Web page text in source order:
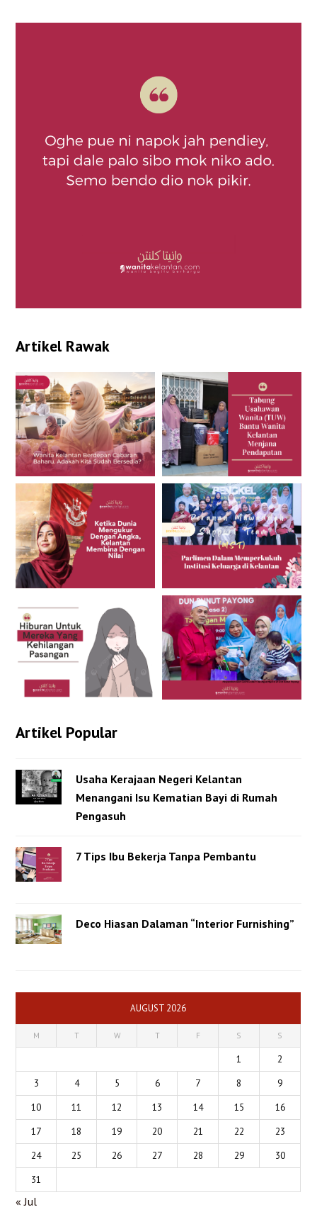
Artikel Rawak
Artikel Popular
Usaha Kerajaan Negeri Kelantan
Menangani Isu Kematian Bayi di Rumah
Pengasuh
7 Tips Ibu Bekerja Tanpa Pembantu
Deco Hiasan Dalaman “Interior Furnishing”
AUGUST 2026
M T W T F S S
1
2
3
4 5 6 7 8
9
10
11 12 13 14 15
16
17
18 19 20 21 22
23
24
25 26 27 28 29
30
31
« Jul